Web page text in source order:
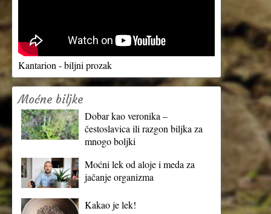
Kantarion - biljni prozak
Moćne biljke
Dobar kao veronika –
čestoslavica ili razgon biljka za
mnogo boljki
Moćni lek od aloje i meda za
jačanje organizma
Kakao je lek!